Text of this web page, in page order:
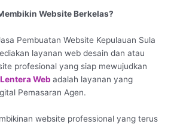
Website Berkelas?
Pembuatan Website Kepulauan Sula
layanan web desain dan atau
profesional yang siap mewujudkan
Lentera Web adalah layanan yang
Pemasaran Agen.
website professional yang terus